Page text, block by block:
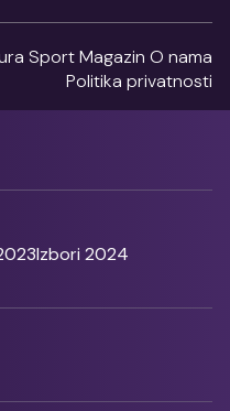
SportMagazin O nama
Politika privatnosti
Izbori 2024